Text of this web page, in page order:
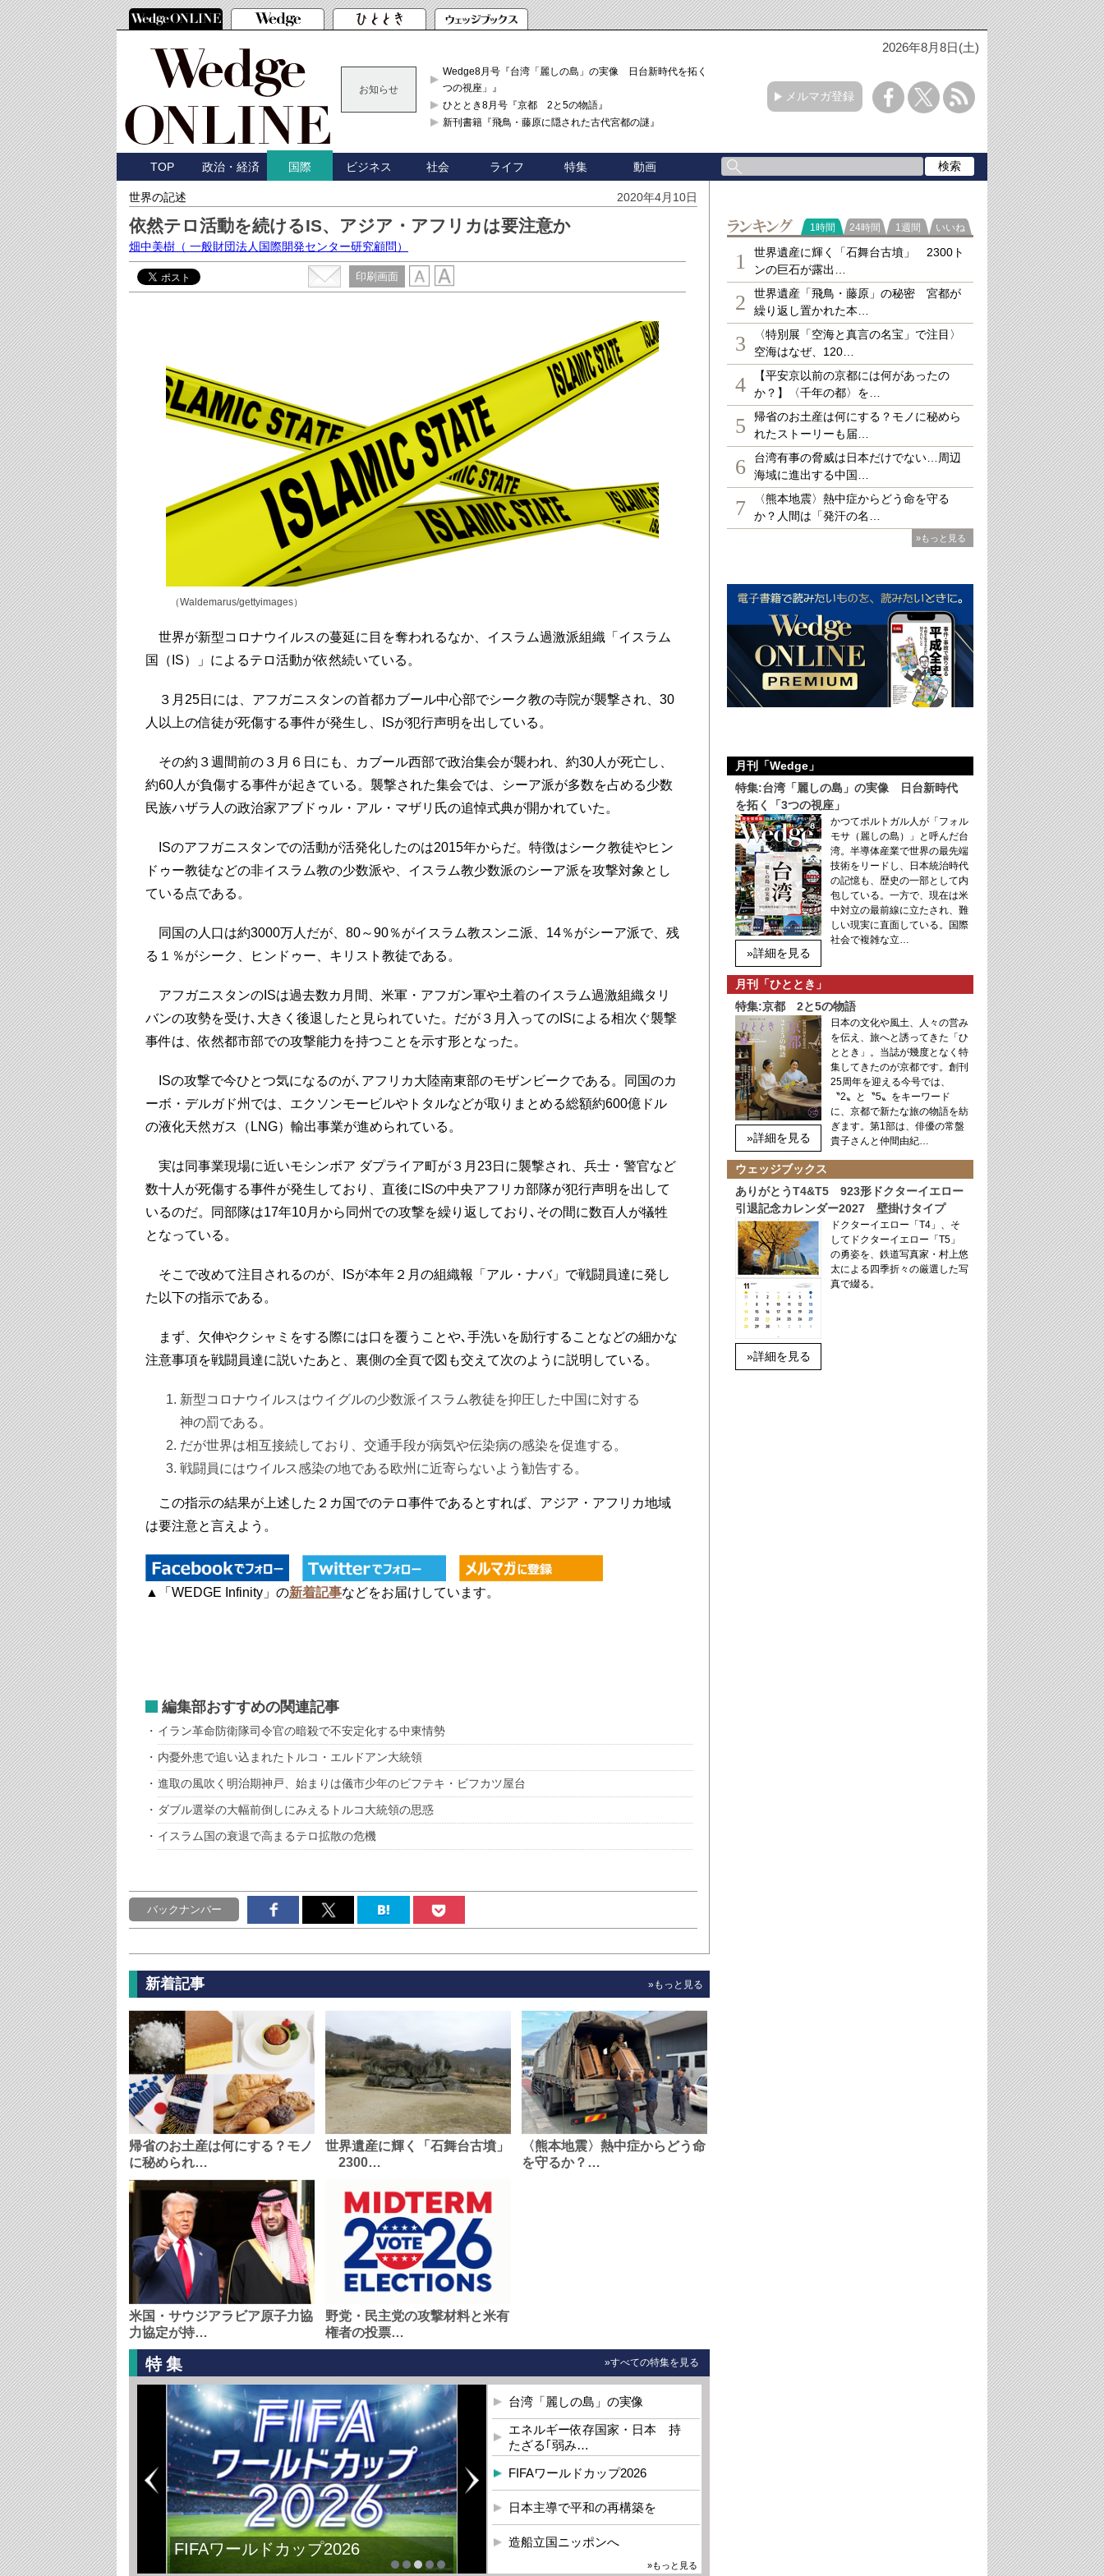
2026年8月8日(土)
お知らせ
Wedge8月号『台湾「麗しの島」の実像 日台新時代を拓く「3
つの視座」』
ひととき8月号『京都 2と5の物語』
新刊書籍『飛鳥・藤原に隠された古代宮都の謎』
メルマガ登録
TOP 政治・経済 国際 ビジネス 社会 ライフ 特集 動画
世界の記述 2020年4月10日
依然テロ活動を続けるIS、アジア・アフリカは要注意か
畑中美樹 （ 一般財団法人国際開発センター研究顧問）
印刷画面
（Waldemarus/gettyimages）
世界が新型コロナウイルスの蔓延に目を奪われるなか、イスラム過激派組織「イスラム
国（IS）」によるテロ活動が依然続いている。
３月25日には、アフガニスタンの首都カブール中心部でシーク教の寺院が襲撃され、30
人以上の信徒が死傷する事件が発生し、ISが犯行声明を出している。
その約３週間前の３月６日にも、カブール西部で政治集会が襲われ、約30人が死亡し、
約60人が負傷する事件が起きている。襲撃された集会では、シーア派が多数を占める少数
民族ハザラ人の政治家アブドゥル・アル・マザリ氏の追悼式典が開かれていた。
ISのアフガニスタンでの活動が活発化したのは2015年からだ。特徴はシーク教徒やヒン
ドゥー教徒などの非イスラム教の少数派や、イスラム教少数派のシーア派を攻撃対象とし
ている点である。
同国の人口は約3000万人だが、80～90％がイスラム教スンニ派、14％がシーア派で、残
る１％がシーク、ヒンドゥー、キリスト教徒である。
アフガニスタンのISは過去数カ月間、米軍・アフガン軍や土着のイスラム過激組織タリ
バンの攻勢を受け､大きく後退したと見られていた。だが３月入ってのISによる相次ぐ襲撃
事件は、依然都市部での攻撃能力を持つことを示す形となった。
ISの攻撃で今ひとつ気になるのが､アフリカ大陸南東部のモザンビークである。同国のカ
ーボ・デルガド州では、エクソンモービルやトタルなどが取りまとめる総額約600億ドル
の液化天然ガス（LNG）輸出事業が進められている。
実は同事業現場に近いモシンボア ダプライア町が３月23日に襲撃され、兵士・警官など
数十人が死傷する事件が発生しており、直後にISの中央アフリカ部隊が犯行声明を出して
いるのだ。同部隊は17年10月から同州での攻撃を繰り返しており､その間に数百人が犠牲
となっている。
そこで改めて注目されるのが、ISが本年２月の組織報「アル・ナバ」で戦闘員達に発し
た以下の指示である。
まず、欠伸やクシャミをする際には口を覆うことや､手洗いを励行することなどの細かな
注意事項を戦闘員達に説いたあと、裏側の全頁で図も交えて次のように説明している。
新型コロナウイルスはウイグルの少数派イスラム教徒を抑圧した中国に対する
神の罰である。
だが世界は相互接続しており、交通手段が病気や伝染病の感染を促進する。
戦闘員にはウイルス感染の地である欧州に近寄らないよう勧告する。
この指示の結果が上述した２カ国でのテロ事件であるとすれば、アジア・アフリカ地域
は要注意と言えよう。
▲「WEDGE Infinity」の新着記事などをお届けしています。
編集部おすすめの関連記事
イラン革命防衛隊司令官の暗殺で不安定化する中東情勢
内憂外患で追い込まれたトルコ・エルドアン大統領
進取の風吹く明治期神戸、始まりは儀市少年のビフテキ・ビフカツ屋台
ダブル選挙の大幅前倒しにみえるトルコ大統領の思惑
イスラム国の衰退で高まるテロ拡散の危機
バックナンバー
新着記事 »もっと見る
帰省のお土産は何にする？モノ
に秘められ…
世界遺産に輝く「石舞台古墳」
2300…
〈熊本地震〉熱中症からどう命
を守るか？…
米国・サウジアラビア原子力協
力協定が持…
野党・民主党の攻撃材料と米有
権者の投票…
特集 »すべての特集を見る
FIFAワールドカップ2026
台湾「麗しの島」の実像
エネルギー依存国家・日本 持
たざる｢弱み…
FIFAワールドカップ2026
日本主導で平和の再構築を
造船立国ニッポンへ
»もっと見る
ランキング
1時間 24時間 1週間 いいね
1
世界遺産に輝く「石舞台古墳」 2300ト
ンの巨石が露出…
2
世界遺産「飛鳥・藤原」の秘密 宮都が
繰り返し置かれた本…
3
〈特別展「空海と真言の名宝」で注目〉
空海はなぜ、120…
4
【平安京以前の京都には何があったの
か？】〈千年の都〉を…
5
帰省のお土産は何にする？モノに秘めら
れたストーリーも届…
6
台湾有事の脅威は日本だけでない…周辺
海域に進出する中国…
7
〈熊本地震〉熱中症からどう命を守る
か？人間は「発汗の名…
»もっと見る
月刊「Wedge」
特集:台湾「麗しの島」の実像 日台新時代
を拓く「3つの視座」
»詳細を見る
かつてポルトガル人が「フォル
モサ（麗しの島）」と呼んだ台
湾。半導体産業で世界の最先端
技術をリードし、日本統治時代
の記憶も、歴史の一部として内
包している。一方で、現在は米
中対立の最前線に立たされ、難
しい現実に直面している。国際
社会で複雑な立…
月刊「ひととき」
特集:京都 2と5の物語
»詳細を見る
日本の文化や風土、人々の営み
を伝え、旅へと誘ってきた「ひ
ととき」。当誌が幾度となく特
集してきたのが京都です。創刊
25周年を迎える今号では、
〝2〟と〝5〟をキーワード
に、京都で新たな旅の物語を紡
ぎます。第1部は、俳優の常盤
貴子さんと仲間由紀…
ウェッジブックス
ありがとうT4&T5 923形ドクターイエロー
引退記念カレンダー2027 壁掛けタイプ
»詳細を見る
ドクターイエロー「T4」、そ
してドクターイエロー「T5」
の勇姿を、鉄道写真家・村上悠
太による四季折々の厳選した写
真で綴る。